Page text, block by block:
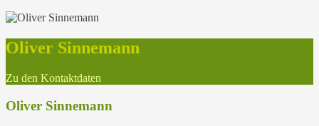
Oliver Sinnemann
Zu den Kontaktdaten
Oliver Sinnemann